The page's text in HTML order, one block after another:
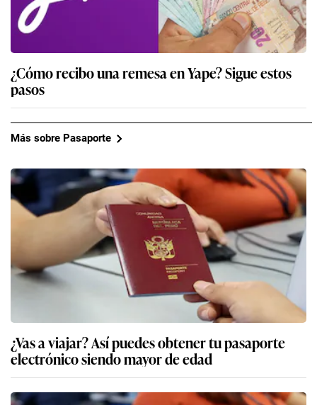
¿Cómo recibo una remesa en Yape? Sigue estos
pasos
Más sobre Pasaporte
¿Vas a viajar? Así puedes obtener tu pasaporte
electrónico siendo mayor de edad